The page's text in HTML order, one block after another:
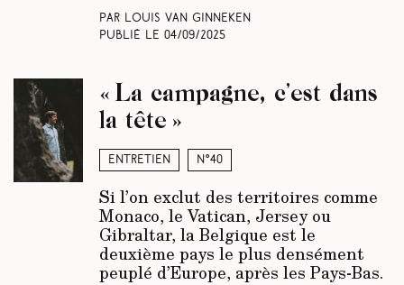
Par Louis Van Ginneken
Publié le 04/09/2025
Entretien N°40
« La campagne, c’est dans
la tête »
Si l’on exclut des territoires comme
Monaco, le Vatican, Jersey ou
Gibraltar, la Belgique est le
deuxième pays le plus densément
peuplé d’Europe, après les Pays-Bas.